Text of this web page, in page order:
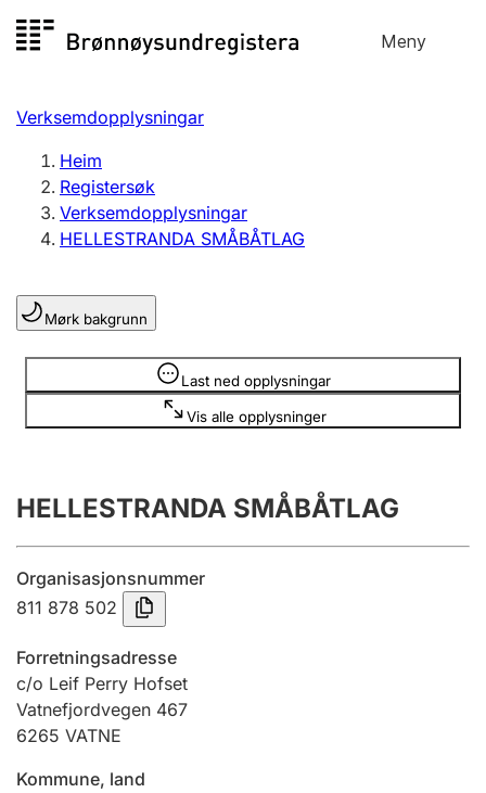
til
Meny
Registersøk
Aksjeselskap
Enkeltpersonføretak
Registrere, endre, slette
Lag og foreining
Registrere, endre, slette
Årsrekneskap
Innsending og forseinkingsgebyr
Tinglysing
Jeger
Betaling og jegeravgiftskort
Verksemdopplysningar
Heim
Registersøk
Verksemdopplysningar
HELLESTRANDA SMÅBÅTLAG
Mørk bakgrunn
Last ned opplysningar
Vis alle opplysninger
Opplysninger er skjult
HELLESTRANDA SMÅBÅTLAG
Organisasjonsnummer
811 878 502
Forretningsadresse
c/o Leif Perry Hofset
Vatnefjordvegen 467
6265 VATNE
Kommune, land